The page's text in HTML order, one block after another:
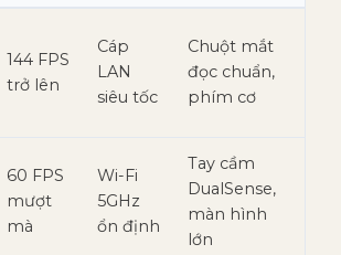
144 FPS
trở lên
Cáp
LAN
siêu tốc
Chuột mắt
đọc chuẩn,
phím cơ
60 FPS
mượt
mà
Wi-Fi
5GHz
ổn định
Tay cầm
DualSense,
màn hình
lớn